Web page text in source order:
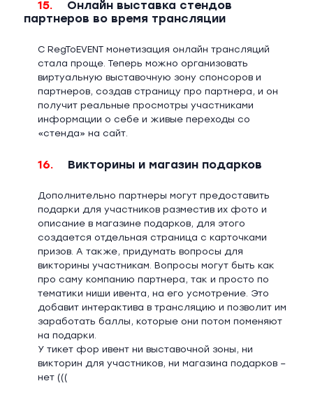
15.
Онлайн выставка стендов
партнеров во время трансляции
С RegToEVENT монетизация онлайн трансляций
стала проще. Теперь можно организовать
виртуальную выставочную зону спонсоров и
партнеров, создав страницу про партнера, и он
получит реальные просмотры участниками
информации о себе и живые переходы со
«стенда» на сайт.
16. Викторины и магазин подарков
Дополнительно партнеры могут предоставить
подарки для участников разместив их фото и
описание в магазине подарков, для этого
создается отдельная страница с карточками
призов. А также, придумать вопросы для
викторины участникам. Вопросы могут быть как
про саму компанию партнера, так и просто по
тематики ниши ивента, на его усмотрение. Это
добавит интерактива в трансляцию и позволит им
заработать баллы, которые они потом поменяют
на подарки.
У тикет фор ивент ни выставочной зоны, ни
викторин для участников, ни магазина подарков –
нет (((